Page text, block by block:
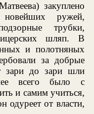
закуплено
ружей,
трубки,
шляп. В
и полотняных
за добрые
зари до зари шли
всего было с
и самим учиться,
одуреет от власти,